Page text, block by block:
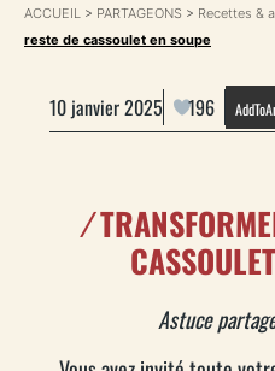
ACCUEIL > PARTAGEONS > Recettes &
reste de cassoulet en soupe
10 janvier 2025 196
/
Astuce